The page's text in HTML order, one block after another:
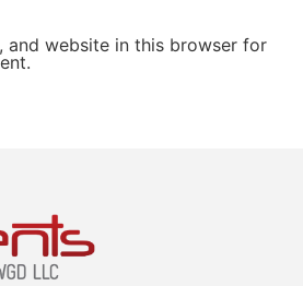
and website in this browser for